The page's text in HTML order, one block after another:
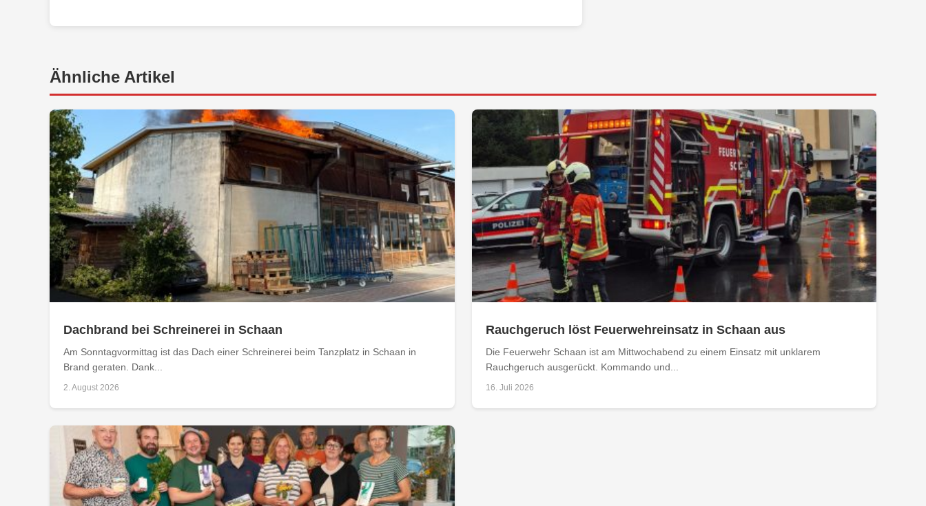
Ähnliche Artikel
Dachbrand bei Schreinerei in Schaan
Am Sonntagvormittag ist das Dach einer Schreinerei beim Tanzplatz in Schaan in
Brand geraten. Dank...
2. August 2026
Rauchgeruch löst Feuerwehreinsatz in Schaan aus
Die Feuerwehr Schaan ist am Mittwochabend zu einem Einsatz mit unklarem
Rauchgeruch ausgerückt. Kommando und...
16. Juli 2026